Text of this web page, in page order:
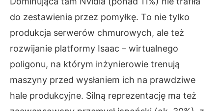
do zestawienia przez pomyłkę. To nie tylko
produkcja serwerów chmurowych, ale też
rozwijanie platformy Isaac – wirtualnego
poligonu, na którym inżynierowie trenują
maszyny przed wysłaniem ich na prawdziwe
hale produkcyjne. Silną reprezentację ma też